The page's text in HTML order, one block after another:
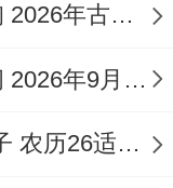
吉时并采取适
2026年古历1月黄道吉日查询 2026年古历12月黄道吉日
2026年9月安灶最旺日子时间 2026年9月份安灶吉日
26年阴历一月适合结婚的日子 农历26适合结婚吗